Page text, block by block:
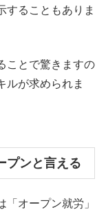
することもありま
ことで驚きますの
ルが求められま
プンと言える
オープン就労」